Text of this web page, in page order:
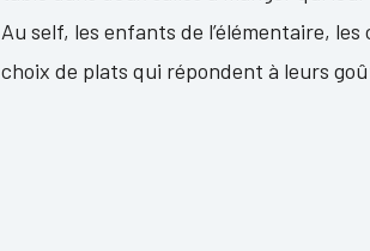
Au self, les enfants de l’élémentaire,
choix de plats qui répondent à leurs